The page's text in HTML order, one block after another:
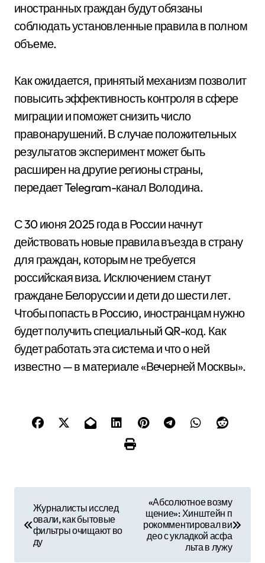
иностранных граждан будут обязаны
соблюдать установленные правила в полном
объеме.
Как ожидается, принятый механизм позволит
повысить эффективность контроля в сфере
миграции и поможет снизить число
правонарушений. В случае положительных
результатов эксперимент может быть
расширен на другие регионы страны,
передает Telegram-канал Володина.
С 30 июня 2025 года в России начнут
действовать новые правила въезда в страну
для граждан, которым не требуется
российская виза. Исключением станут
граждане Белоруссии и дети до шести лет.
Чтобы попасть в Россию, иностранцам нужно
будет получить специальный QR-код. Как
будет работать эта система и что о ней
известно — в материале «Вечерней Москвы».
Журналисты исслед
овали, как бытовые
фильтры очищают во
ду
«Абсолютное возму
щение»: Хинштейн п
рокомментировал ви
део с укладкой асфа
льта в лужу